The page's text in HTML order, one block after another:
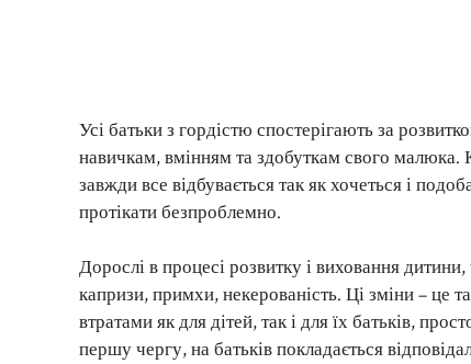
Усі батьки з гордістю спостерігають за
навичкам, вмінням та здобуткам свого малюка.
завжди все відбувається так як хочеться і
протікати безпроблемно.
Дорослі в процесі розвитку і виховання дитини,
капризи, примхи, некерованість. Ці зміни – це
втратами як для дітей, так і для їх батьків,
першу чергу, на батьків покладається